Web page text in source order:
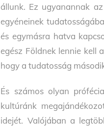
állunk. Ez ugyanannak
egyéneinek
és egymásra hatva
egész Földnek lennie kell
hogy a tudatosság
És számos olyan
kultúránk
idejét. Valójában a